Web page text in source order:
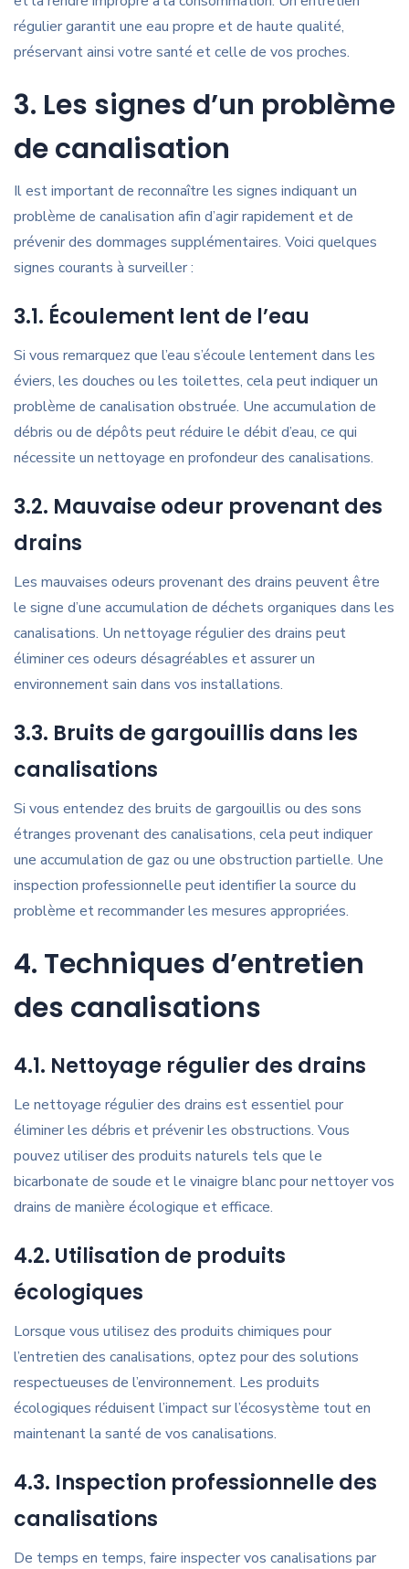
régulier garantit une eau propre et de haute qualité,
préservant ainsi votre santé et celle de vos proches.
3. Les signes d’un problème
de canalisation
Il est important de reconnaître les signes indiquant un
problème de canalisation afin d’agir rapidement et de
prévenir des dommages supplémentaires. Voici quelques
signes courants à surveiller :
3.1. Écoulement lent de l’eau
Si vous remarquez que l’eau s’écoule lentement dans les
éviers, les douches ou les toilettes, cela peut indiquer un
problème de canalisation obstruée. Une accumulation de
débris ou de dépôts peut réduire le débit d’eau, ce qui
nécessite un nettoyage en profondeur des canalisations.
3.2. Mauvaise odeur provenant des
drains
Les mauvaises odeurs provenant des drains peuvent être
le signe d’une accumulation de déchets organiques dans les
canalisations. Un nettoyage régulier des drains peut
éliminer ces odeurs désagréables et assurer un
environnement sain dans vos installations.
3.3. Bruits de gargouillis dans les
canalisations
Si vous entendez des bruits de gargouillis ou des sons
étranges provenant des canalisations, cela peut indiquer
une accumulation de gaz ou une obstruction partielle. Une
inspection professionnelle peut identifier la source du
problème et recommander les mesures appropriées.
4. Techniques d’entretien
des canalisations
4.1. Nettoyage régulier des drains
Le nettoyage régulier des drains est essentiel pour
éliminer les débris et prévenir les obstructions. Vous
pouvez utiliser des produits naturels tels que le
bicarbonate de soude et le vinaigre blanc pour nettoyer vos
drains de manière écologique et efficace.
4.2. Utilisation de produits
écologiques
Lorsque vous utilisez des produits chimiques pour
l’entretien des canalisations, optez pour des solutions
respectueuses de l’environnement. Les produits
écologiques réduisent l’impact sur l’écosystème tout en
maintenant la santé de vos canalisations.
4.3. Inspection professionnelle des
canalisations
De temps en temps, faire inspecter vos canalisations par